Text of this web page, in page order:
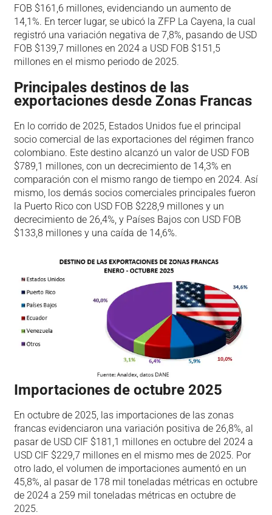
FOB $161,6 millones, evidenciando un aumento de
14,1%. En tercer lugar, se ubicó la ZFP La Cayena, la cual
registró una variación negativa de 7,8%, pasando de USD
FOB $139,7 millones en 2024 a USD FOB $151,5
millones en el mismo periodo de 2025.
Principales destinos de las
exportaciones desde Zonas Francas
En lo corrido de 2025, Estados Unidos fue el principal
socio comercial de las exportaciones del régimen franco
colombiano. Este destino alcanzó un valor de USD FOB
$789,1 millones, con un decrecimiento de 14,3% en
comparación con el mismo rango de tiempo en 2024. Así
mismo, los demás socios comerciales principales fueron
la Puerto Rico con USD FOB $228,9 millones y un
decrecimiento de 26,4%, y Países Bajos con USD FOB
$133,8 millones y una caída de 14,6%.
Importaciones de octubre 2025
En octubre de 2025, las importaciones de las zonas
francas evidenciaron una variación positiva de 26,8%, al
pasar de USD CIF $181,1 millones en octubre del 2024 a
USD CIF $229,7 millones en el mismo mes de 2025. Por
otro lado, el volumen de importaciones aumentó en un
45,8%, al pasar de 178 mil toneladas métricas en octubre
de 2024 a 259 mil toneladas métricas en octubre de
2025.